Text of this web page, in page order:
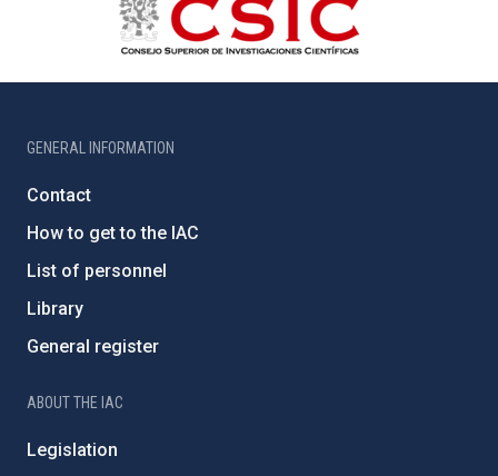
GENERAL INFORMATION
Contact
How to get to the IAC
List of personnel
Library
General register
ABOUT THE IAC
Legislation